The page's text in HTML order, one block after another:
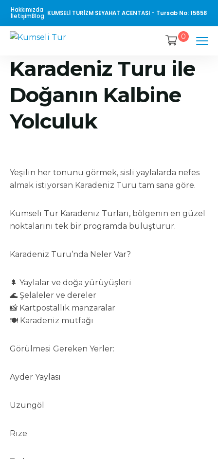
Hakkımızda
İletişimBlog KUMSELİ TURİZM SEYAHAT ACENTASI - Tursab No: 15658
0
Karadeniz Turu ile
Doğanın Kalbine
Yolculuk
Yeşilin her tonunu görmek, sisli yaylalarda nefes
almak istiyorsan Karadeniz Turu tam sana göre.
Kumseli Tur Karadeniz Turları, bölgenin en güzel
noktalarını tek bir programda buluşturur.
Karadeniz Turu’nda Neler Var?
🌲 Yaylalar ve doğa yürüyüşleri
🌊 Şelaleler ve dereler
📸 Kartpostallık manzaralar
🍽 Karadeniz mutfağı
Görülmesi Gereken Yerler:
Ayder Yaylası
Uzungöl
Rize